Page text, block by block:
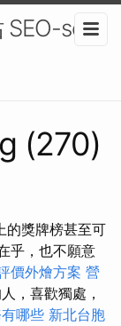
SEO-seo
(270)
的獎牌榜甚至可
乎，也不願意
價外燴方案 營
，喜歡獨處，
哪些 新北台胞